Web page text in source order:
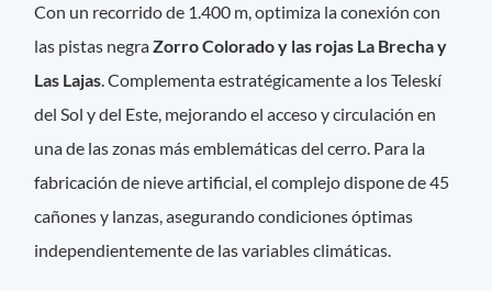
Con un recorrido de 1.400 m, optimiza la conexión con
las pistas negraZorro Colorado y las rojas La Brecha y
Las Lajas. Complementa estratégicamente a los Teleskí
del Sol y del Este, mejorando el acceso y circulación en
una de las zonas más emblemáticas del cerro. Para la
fabricación de nieve artificial, el complejo dispone de 45
cañones y lanzas, asegurando condiciones óptimas
independientemente de las variables climáticas.